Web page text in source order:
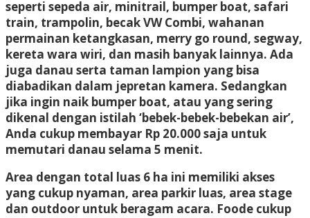
seperti sepeda air, minitrail, bumper boat, safari
train, trampolin, becak VW Combi, wahanan
permainan ketangkasan, merry go round, segway,
kereta wara wiri, dan masih banyak lainnya. Ada
juga danau serta taman lampion yang bisa
diabadikan dalam jepretan kamera. Sedangkan
jika ingin naik bumper boat, atau yang sering
dikenal dengan istilah ‘bebek-bebek-bebekan air’,
Anda cukup membayar Rp 20.000 saja untuk
memutari danau selama 5 menit.
Area dengan total luas 6 ha ini memiliki akses
yang cukup nyaman, area parkir luas, area stage
dan outdoor untuk beragam acara. Foode cukup